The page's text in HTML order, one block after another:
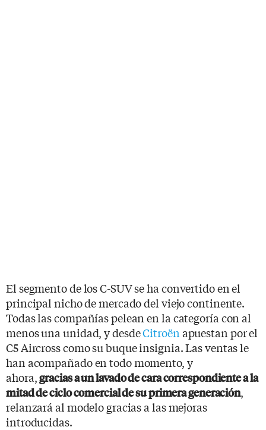
El segmento de los C-SUV se ha convertido en el
principal nicho de mercado del viejo continente.
Todas las compañías pelean en la categoría con al
menos una unidad, y desdeCitroënapuestan por el
C5 Aircross como su buque insignia. Las ventas le
han acompañado en todo momento, y
ahora,gracias a un lavado de cara correspondiente a la
mitad de ciclo comercial de su primera generación,
relanzará al modelo gracias a las mejoras
introducidas.